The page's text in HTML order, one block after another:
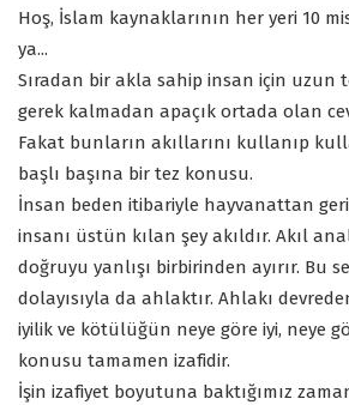
Hoş, İslam kaynaklarının her yeri 10
ya...
Sıradan bir akla sahip insan için uzun
gerek kalmadan apaçık ortada olan
Fakat bunların akıllarını kullanıp
başlı başına bir tez konusu.
İnsan beden itibariyle hayvanattan
insanı üstün kılan şey akıldır. Akıl
doğruyu yanlışı birbirinden ayırır. Bu
dolayısıyla da ahlaktır. Ahlakı
iyilik ve kötülüğün neye göre iyi, neye
konusu tamamen izafidir.
İşin izafiyet boyutuna baktığımız